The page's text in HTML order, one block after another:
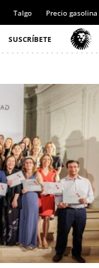
Talgo Precio gasolina